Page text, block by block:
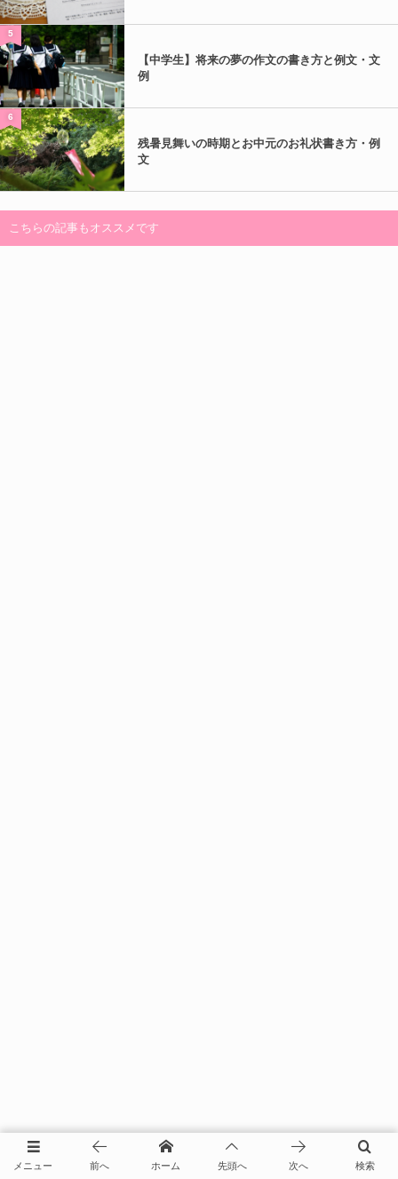
5
【中学生】将来の夢の作文の書き方と例文・文
例
6
残暑見舞いの時期とお中元のお礼状書き方・例
文
こちらの記事もオススメです
メニュー 検索
前へ ホーム 先頭へ 次へ